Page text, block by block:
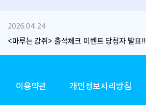
2026.04.24
<마루는 강쥐> 출석체크 이벤트 당첨자 발표!!
ANIMAX이용약관 개인정보처리방침